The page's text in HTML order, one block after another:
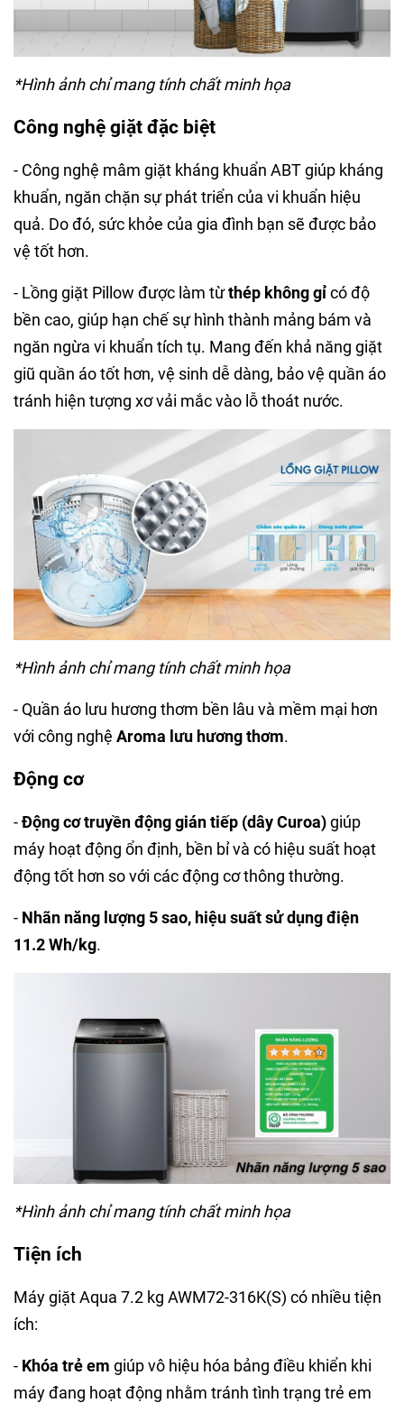
*Hình ảnh chỉ mang tính chất minh họa
Công nghệ giặt đặc biệt
- Công nghệ mâm giặt kháng khuẩn ABT giúp kháng
khuẩn, ngăn chặn sự phát triển của vi khuẩn hiệu
quả. Do đó, sức khỏe của gia đình bạn sẽ được bảo
vệ tốt hơn.
- Lồng giặt Pillow được làm từthép không gỉcó độ
bền cao, giúp hạn chế sự hình thành mảng bám và
ngăn ngừa vi khuẩn tích tụ. Mang đến khả năng giặt
giũ quần áo tốt hơn, vệ sinh dễ dàng, bảo vệ quần áo
tránh hiện tượng xơ vải mắc vào lỗ thoát nước.
*Hình ảnh chỉ mang tính chất minh họa
- Quần áo lưu hương thơm bền lâu và mềm mại hơn
với công nghệ Aroma lưu hương thơm.
Động cơ
-Động cơ truyền động gián tiếp (dây Curoa)giúp
máy hoạt động ổn định, bền bỉ và có hiệu suất hoạt
động tốt hơn so với các động cơ thông thường.
- Nhãn năng lượng 5 sao, hiệu suất sử dụng điện
11.2 Wh/kg.
*Hình ảnh chỉ mang tính chất minh họa
Tiện ích
Máy giặt Aqua 7.2 kg AWM72-316K(S) có nhiều tiện
ích:
- Khóa trẻ em giúp vô hiệu hóa bảng điều khiển khi
máy đang hoạt động nhằm tránh tình trạng trẻ em